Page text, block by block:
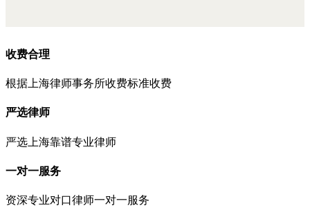
收费合理
根据上海律师事务所收费标准收费
严选律师
严选上海靠谱专业律师
一对一服务
资深专业对口律师一对一服务